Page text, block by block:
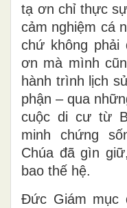
tạ ơn chỉ thực
cảm nghiệm cá
chứ không
ơn mà mình
hành trình lịch
phận – qua
cuộc di cư từ
minh chứng
Chúa đã gìn
bao thế hệ.
Đức Giám mục